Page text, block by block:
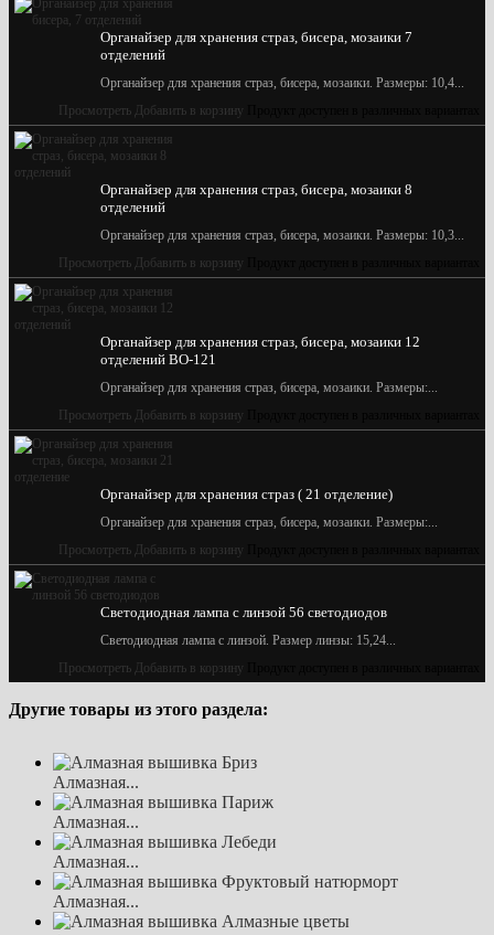
Органайзер для хранения страз, бисера, мозаики 7
отделений
Органайзер для хранения страз, бисера, мозаики. Размеры: 10,4...
Просмотреть Добавить в корзину
Органайзер для хранения страз, бисера, мозаики 8
отделений
Органайзер для хранения страз, бисера, мозаики. Размеры: 10,3...
Просмотреть Добавить в корзину
Органайзер для хранения страз, бисера, мозаики 12
отделений BО-121
Органайзер для хранения страз, бисера, мозаики. Размеры:...
Просмотреть Добавить в корзину
Органайзер для хранения страз ( 21 отделение)
Органайзер для хранения страз, бисера, мозаики. Размеры:...
Просмотреть Добавить в корзину
Светодиодная лампа с линзой 56 светодиодов
Светодиодная лампа с линзой. Размер линзы: 15,24...
Просмотреть Добавить в корзину
Другие товары из этого раздела:
Алмазная...
Алмазная...
Алмазная...
Алмазная...